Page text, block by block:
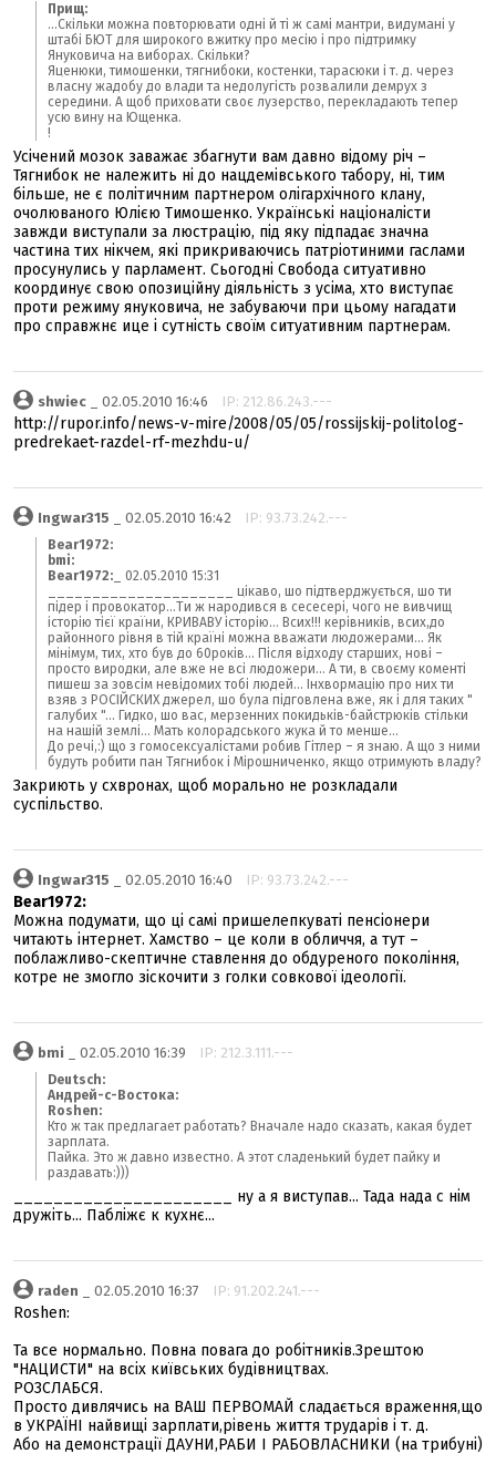
Прищ:
...Скільки можна повторювати одні й ті ж самі мантри, видумані у
штабі БЮТ для широкого вжитку про месію і про підтримку
Януковича на виборах. Скільки?
Яценюки, тимошенки, тягнибоки, костенки, тарасюки і т. д. через
власну жадобу до влади та недолугість розвалили демрух з
середини. А щоб приховати своє лузерство, перекладають тепер
усю вину на Ющенка.
!
Усічений мозок заважає збагнути вам давно відому річ –
Тягнибок не належить ні до нацдемівського табору, ні, тим
більше, не є політичним партнером олігархічного клану,
очолюваного Юлією Тимошенко. Українські націоналісти
завжди виступали за люстрацію, під яку підпадає значна
частина тих нікчем, які прикриваючись патріотиними гаслами
просунулись у парламент. Сьогодні Свобода ситуативно
координує свою опозиційну діяльність з усіма, хто виступає
проти режиму януковича, не забуваючи при цьому нагадати
про справжнє ице і сутність своїм ситуативним партнерам.
shwiec _ 02.05.2010 16:46 IP: 212.86.243.---
http://rupor.info/news-v-mire/2008/05/05/rossijskij-politolog-
predrekaet-razdel-rf-mezhdu-u/
Ingwar315 _ 02.05.2010 16:42 IP: 93.73.242.---
Bear1972:
bmi:
Bear1972: _ 02.05.2010 15:31
_____________________ цікаво, шо підтверджується, шо ти
підер і провокатор...Ти ж народився в сесесері, чого не вивчищ
історію тієї країни, КРИВАВУ історію... Всих!!! керівників, всих,до
районного рівня в тій країні можна вважати людожерами... Як
мінімум, тих, хто був до 60років... Після відходу старших, нові –
просто виродки, але вже не всі людожери... А ти, в своєму коменті
пишеш за зовсім невідомих тобі людей... Інхвормацію про них ти
взяв з РОСІЙСКИХ джерел, шо була підговлена вже, як і для таких "
галубих "... Гидко, шо вас, мерзенних покидьків-байстрюків стільки
на нашій землі... Мать колорадського жука й то менше...
До речі,:) що з гомосексуалістами робив Гітлер – я знаю. А що з ними
будуть робити пан Тягнибок і Мірошниченко, якщо отримують владу?
Закриють у схвронах, щоб морально не розкладали
суспільство.
Ingwar315 _ 02.05.2010 16:40 IP: 93.73.242.---
Bear1972:
Можна подумати, що ці самі пришелепкуваті пенсіонери
читають інтернет. Хамство – це коли в обличчя, а тут –
поблажливо-скептичне ставлення до обдуреного покоління,
котре не змогло зіскочити з голки совкової ідеології.
bmi _ 02.05.2010 16:39 IP: 212.3.111.---
Deutsch:
Андрей-с-Востока:
Roshen:
Кто ж так предлагает работать? Вначале надо сказать, какая будет
зарплата.
Пайка. Это ж давно известно. А этот сладенький будет пайку и
раздавать:)))
______________________ ну а я виступав... Тада нада с нім
дружіть... Пабліжє к кухнє...
raden _ 02.05.2010 16:37 IP: 91.202.241.---
Roshen:
Та все нормально. Повна повага до робітників.Зрештою
"НАЦИСТИ" на всіх київських будівництвах.
РОЗСЛАБСЯ.
Просто дивлячись на ВАШ ПЕРВОМАЙ сладається враження,що
в УКРАЇНІ найвищі зарплати,рівень життя трударів і т. д.
Або на демонстрації ДАУНИ,РАБИ І РАБОВЛАСНИКИ (на трибуні)